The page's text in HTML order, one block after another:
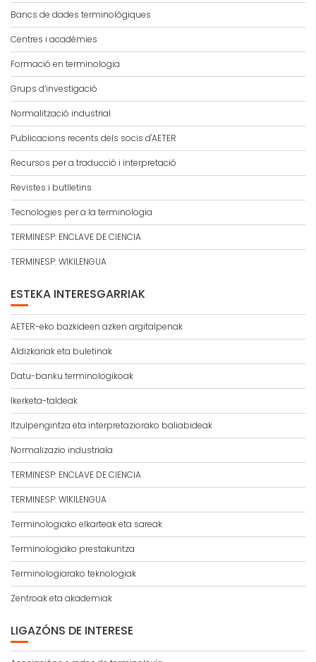
Bancs de dades terminològiques
Centres i acadèmies
Formació en terminologia
Grups d’investigació
Normalització industrial
Publicacions recents dels socis d'AETER
Recursos per a traducció i interpretació
Revistes i butlletins
Tecnologies per a la terminologia
TERMINESP: ENCLAVE DE CIENCIA
TERMINESP: WIKILENGUA
ESTEKA INTERESGARRIAK
AETER-eko bazkideen azken argitalpenak
Aldizkariak eta buletinak
Datu-banku terminologikoak
Ikerketa-taldeak
Itzulpengintza eta interpretaziorako baliabideak
Normalizazio industriala
TERMINESP: ENCLAVE DE CIENCIA
TERMINESP: WIKILENGUA
Terminologiako elkarteak eta sareak
Terminologiako prestakuntza
Terminologiarako teknologiak
Zentroak eta akademiak
LIGAZÓNS DE INTERESE